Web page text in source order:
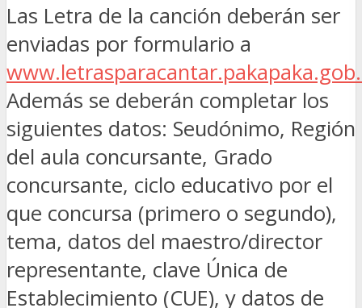
Las Letra de la canción deberán ser
enviadas por formulario a
Además se deberán completar los
siguientes datos: Seudónimo, Región
del aula concursante, Grado
concursante, ciclo educativo por el
que concursa (primero o segundo),
tema, datos del maestro/director
representante, clave Única de
Establecimiento (CUE), y datos de